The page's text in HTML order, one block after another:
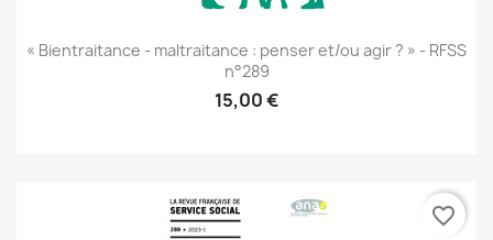
« Bientraitance - maltraitance : penser et/ou agir ? » - RFSS
n°289
15,00 €
favorite_border